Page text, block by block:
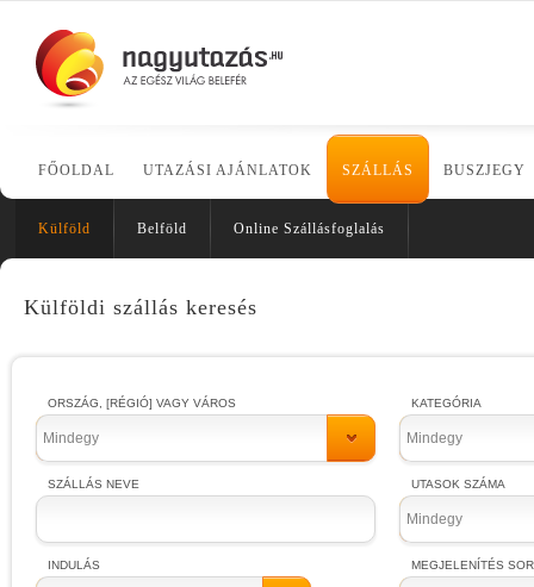
FŐOLDAL UTAZÁSI AJÁNLATOK SZÁLLÁS BUSZJEGY
Külföld Belföld Online Szállásfoglalás
Külföldi szállás keresés
ORSZÁG, [RÉGIÓ] VAGY VÁROS
Mindegy
SZÁLLÁS NEVE
INDULÁS
KATEGÓRIA
Mindegy
UTASOK SZÁMA
Mindegy
MEGJELENÍTÉS